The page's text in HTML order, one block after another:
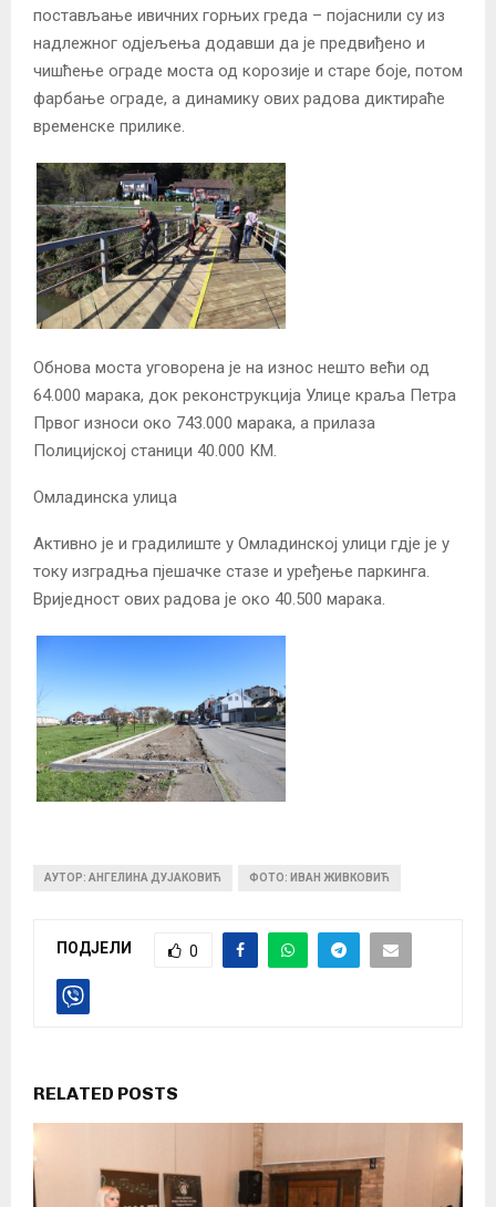
постављање ивичних горњих греда – појаснили су из
надлежног одјељења додавши да је предвиђено и
чишћење ограде моста од корозије и старе боје, потом
фарбање ограде, а динамику ових радова диктираће
временске прилике.
Обнова моста уговорена је на износ нешто већи од
64.000 марака, док реконструкција Улице краља Петра
Првог износи око 743.000 марака, а прилаза
Полицијској станици 40.000 КМ.
Омладинска улица
Активно је и градилиште у Омладинској улици гдје је у
току изградња пјешачке стазе и уређење паркинга.
Вриједност ових радова је око 40.500 марака.
АУТОР: АНГЕЛИНА ДУЈАКОВИЋ ФОТО: ИВАН ЖИВКОВИЋ
ПОДЈЕЛИ 0
RELATED POSTS